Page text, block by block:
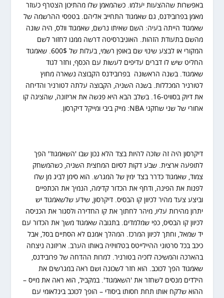
באפשרות שההצעות יעלמו. כשהמאמן שלו מהתיכון הצטרף כעוזר
מאמן בפרובידנס, גם שאמגוד התחייב אליהם. בטפסי ההרשמה של
שאמגוד הייתה בעיה: השם שאיתו נרשם, שאמגוד וולס, היה שונה
מהשם בתעודת הזהות. האוניברסיטה דרשה ממנו לחזור לשם
המקורי או לבצע שינוי שם באופן רשמי, בעלות של 600$. שאמגוד
החליט שיש לו דברים עדיפים לעשות עם הכסף, וחזר לגוד
שאמגוד. בשנה הראשונה בפרובידנס הקבוצה נשארה מחוץ
לטורניר המכללות. בשנה השניה, הקבוצה עלתה לטורניר והדיחה
את דיוק בסוויט-16. בשלב הבא היא פגשה את אריזונה, שהציגה קו
אחורי של שני שחקני NBA: מייק ביבי ומייקל דיקרסון.
דיקרסון היה זה שזכה להיות בצד הלא נכון שבו 'השאמגוד' הפך
לתופעה ארצית. שבע דקות לסיום המחצית השניה, כשהמשחק
צמוד, שאמגוד כדרר בצד ימין של המגרש. הוא סימן לביג מן שלו
לפנות את הפינה, ודחף את הכדור קדימה, הנמיך את הכתפיים
וביצע צעד מהיר לכיוון קו הבסיס. דיקרסון, שידע שלשאמגוד יש
יתרון מהירות עליו, מיהר לחתוך את קו החדירה ולסגור את הכניסה
לכיוון קו הבסיס, כפי שמלמדים. בתגובה שאמגוד משך את הכדור עם
יד שמאל, וחתך לכיוון המרכז. המהלך אמנם לא הסתיים בסל, אבל
כיכב בכל סרטוני ההיילייטס בטלוויזיה באותו הערב. אריזונה ניצחה
בהארכה והמשיכה לזכיה בטורניר. למרות ההדחה של פרובידנס,
שאמגוד הפך לכוכב. הוא חזר לשכונה ושם ראה במגרשים את
הילדים מנסים לשחזר את 'השאמגוד'. במקביל, הוא ראה את מייס –
ההוא שלקח אותו תחת חסותו ביסודי – הופך לכוכב בינלאומי עם